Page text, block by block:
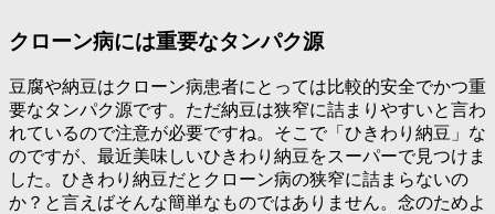
クローン病には重要なタンパク源
豆腐や納豆はクローン病患者にとっては比較的安全でかつ重
要なタンパク源です。ただ納豆は狭窄に詰まりやすいと言わ
れているので注意が必要ですね。そこで「ひきわり納豆」な
のですが、最近美味しいひきわり納豆をスーパーで見つけま
した。ひきわり納豆だとクローン病の狭窄に詰まらないの
か？と言えばそんな簡単なものではありません。念のためよ